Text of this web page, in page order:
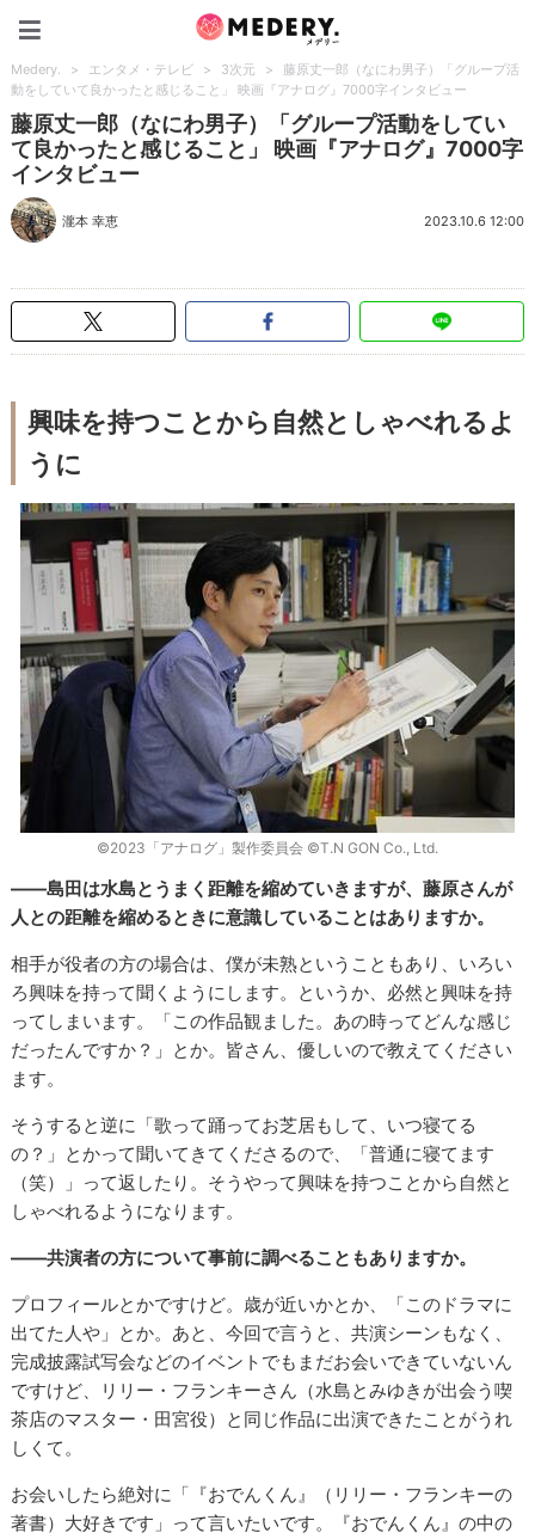
Medery. > エンタメ・テレビ > 3次元 >
藤原丈一郎（なにわ男子）「グループ活
動をしていて良かったと感じること」 映画『アナログ』7000字インタビュー
藤原丈一郎（なにわ男子）「グループ活動をしてい
て良かったと感じること」 映画『アナログ』7000字
インタビュー
瀧本 幸恵 2023.10.6 12:00
興味を持つことから自然としゃべれるよ
うに
©︎2023「アナログ」製作委員会 ©︎T.N GON Co., Ltd.
――島田は水島とうまく距離を縮めていきますが、藤原さんが
人との距離を縮めるときに意識していることはありますか。
相手が役者の方の場合は、僕が未熟ということもあり、いろい
ろ興味を持って聞くようにします。というか、必然と興味を持
ってしまいます。「この作品観ました。あの時ってどんな感じ
だったんですか？」とか。皆さん、優しいので教えてください
ます。
そうすると逆に「歌って踊ってお芝居もして、いつ寝てる
の？」とかって聞いてきてくださるので、「普通に寝てます
（笑）」って返したり。そうやって興味を持つことから自然と
しゃべれるようになります。
――共演者の方について事前に調べることもありますか。
プロフィールとかですけど。歳が近いかとか、「このドラマに
出てた人や」とか。あと、今回で言うと、共演シーンもなく、
完成披露試写会などのイベントでもまだお会いできていないん
ですけど、リリー・フランキーさん（水島とみゆきが出会う喫
茶店のマスター・田宮役）と同じ作品に出演できたことがうれ
しくて。
お会いしたら絶対に「『おでんくん』（リリー・フランキーの
著書）大好きです」って言いたいです。『おでんくん』の中の